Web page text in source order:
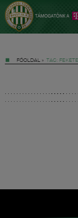
FŐOLDAL » TAG:
Hírek